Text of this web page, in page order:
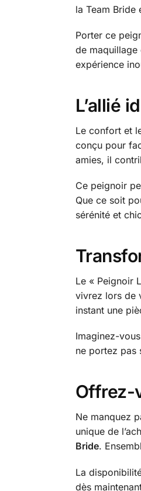
la Team Bride
Porter ce
de maquillage
expérience
L’allié
Le confort et
conçu pour
amies, il
Ce peignoir
Que ce soit
sérénité et
Le « Peignoir
vivrez lors de
instant une
Imaginez-
ne portez pas
Offrez-
Ne manquez
unique de
Bride.
La
dès